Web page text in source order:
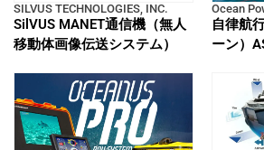
SILVUS TECHNOLOGIES, INC.
SilVUS MANET通信機（無人
移動体画像伝送システム）
Ocean
自律航
ーン）